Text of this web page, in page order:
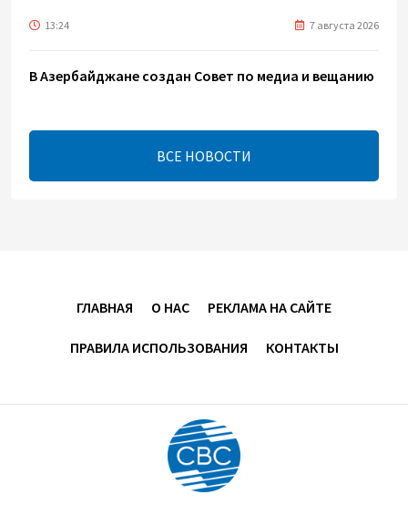
13:24 7 августа 2026
В Азербайджане создан Совет по медиа и вещанию
13:16 7 августа 2026
ЕАЭС расширяет финансовый рынок и вводит
экономики и наращивает взаимную торговлю –
ВСЕ НОВОСТИ
ГЛАВНАЯ О НАС РЕКЛАМА НА САЙТЕ
ПРАВИЛА ИСПОЛЬЗОВАНИЯ КОНТАКТЫ